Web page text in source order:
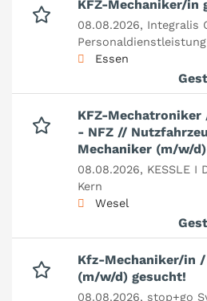
KFZ-Mechaniker/in
08.08.2026, Integralis
Personaldienstleistung
Essen
KFZ-Mechatroniker
- NFZ //
Mechaniker (m/w/d)
08.08.2026, KESSLE I
Kern
Wesel
Kfz-Mechaniker/in
(m/w/d) gesucht!
08.08.2026, stop+go